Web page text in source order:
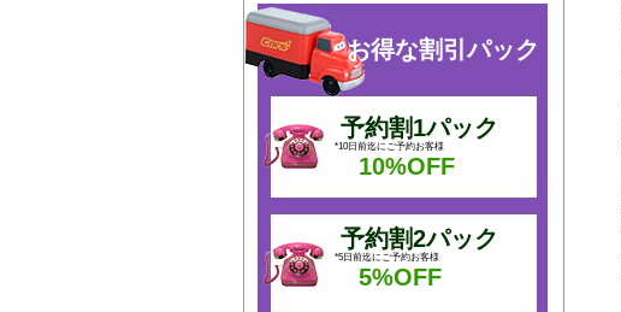
お得な割引パック
予約割1パック
*10日前迄にご予約お客様
10%OFF
予約割2パック
*5日前迄にご予約お客様
5%OFF